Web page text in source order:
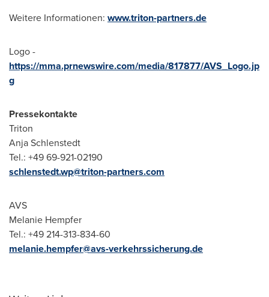
Weitere Informationen: www.triton-partners.de
Logo -
https://mma.prnewswire.com/media/817877/AVS_Logo.jp
g
Pressekontakte
Triton
Anja Schlenstedt
Tel.: +49 69-921-02190
schlenstedt.wp@triton-partners.com
AVS
Melanie Hempfer
Tel.: +49 214-313-834-60
melanie.hempfer@avs-verkehrssicherung.de